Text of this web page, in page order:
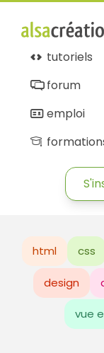
tutoriels
forum
emploi
html css
design
vue